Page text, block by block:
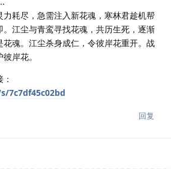
耗尽，急需注入新花魂，寒林君趁机帮
江尘与青鸾寻找花魂，共历生死，逐渐
魂。江尘杀身成仁，令彼岸花重开。战
岸花。
7c7df45c02bd
回复